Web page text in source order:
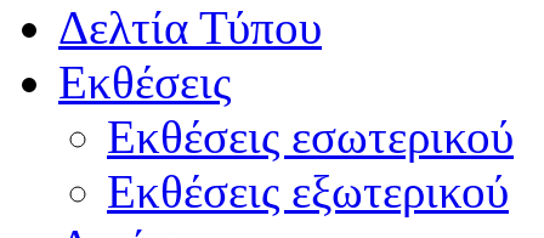
Δελτία Τύπου
Εκθέσεις
Εκθέσεις εσωτερικού
Εκθέσεις εξωτερικού